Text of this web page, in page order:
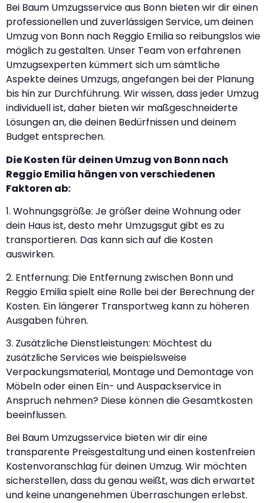
Bei Baum Umzugsservice aus Bonn bieten wir dir einen
professionellen und zuverlässigen Service, um deinen
Umzug von Bonn nach Reggio Emilia so reibungslos wie
möglich zu gestalten. Unser Team von erfahrenen
Umzugsexperten kümmert sich um sämtliche
Aspekte deines Umzugs, angefangen bei der Planung
bis hin zur Durchführung. Wir wissen, dass jeder Umzug
individuell ist, daher bieten wir maßgeschneiderte
Lösungen an, die deinen Bedürfnissen und deinem
Budget entsprechen.
Die Kosten für deinen Umzug von Bonn nach
Reggio Emilia hängen von verschiedenen
Faktoren ab:
1. Wohnungsgröße: Je größer deine Wohnung oder
dein Haus ist, desto mehr Umzugsgut gibt es zu
transportieren. Das kann sich auf die Kosten
auswirken.
2. Entfernung: Die Entfernung zwischen Bonn und
Reggio Emilia spielt eine Rolle bei der Berechnung der
Kosten. Ein längerer Transportweg kann zu höheren
Ausgaben führen.
3. Zusätzliche Dienstleistungen: Möchtest du
zusätzliche Services wie beispielsweise
Verpackungsmaterial, Montage und Demontage von
Möbeln oder einen Ein- und Auspackservice in
Anspruch nehmen? Diese können die Gesamtkosten
beeinflussen.
Bei Baum Umzugsservice bieten wir dir eine
transparente Preisgestaltung und einen kostenfreien
Kostenvoranschlag für deinen Umzug. Wir möchten
sicherstellen, dass du genau weißt, was dich erwartet
und keine unangenehmen Überraschungen erlebst.